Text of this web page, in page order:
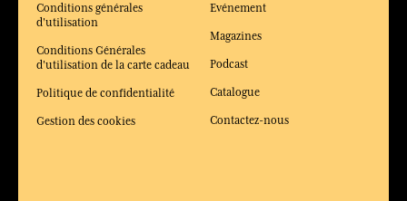
Conditions générales
d'utilisation
Conditions Générales
d'utilisation de la carte cadeau
Politique de confidentialité
Gestion des cookies
Evénement
Magazines
Podcast
Catalogue
Contactez-nous